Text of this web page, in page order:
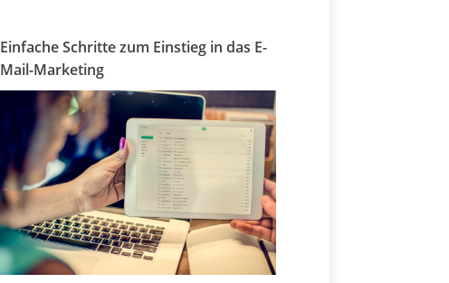
Einfache Schritte zum Einstieg in das E-
Mail-Marketing